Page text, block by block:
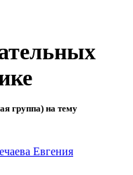
группа) на тему
Евгения